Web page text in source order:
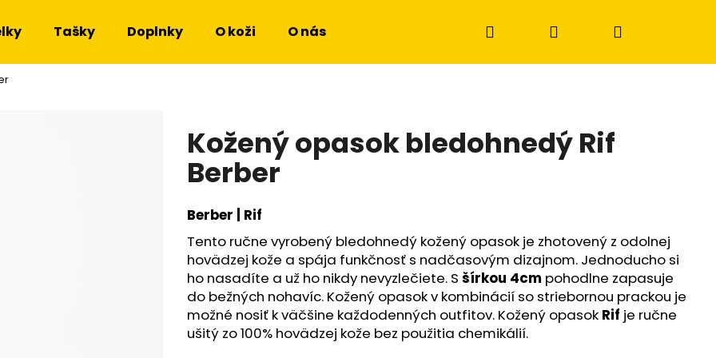
Tašky Doplnky O koži O nás Hľadať PrihlásenieNákupný
Kožený opasok bledohnedý Rif
Berber
Berber | Rif
Tento ručne vyrobený bledohnedý kožený opasok je zhotovený z odolnej
hovädzej kože a spája funkčnosť s nadčasovým dizajnom. Jednoducho si
ho nasadíte a už ho nikdy nevyzlečiete. S šírkou 4cm pohodlne zapasuje
do bežných nohavíc. Kožený opasok v kombinácií so striebornou prackou je
možné nosiť k väčšine každodenných outfitov. Kožený opasok Rif je ručne
ušitý zo 100% hovädzej kože bez použitia chemikálií.
Čo potrebujete nájsť?
HĽADAŤ
Nasledujúce